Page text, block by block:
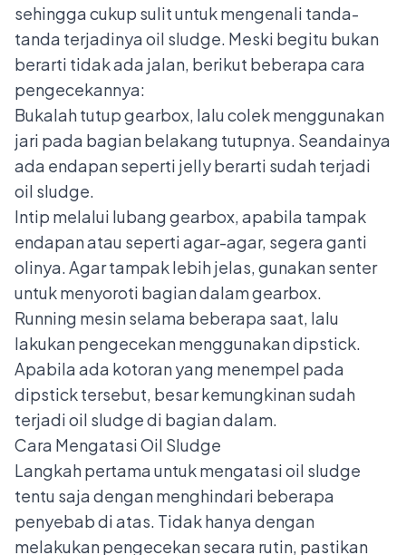
sehingga cukup sulit untuk mengenali tanda-
tanda terjadinya oil sludge. Meski begitu bukan
berarti tidak ada jalan, berikut beberapa cara
pengecekannya:
Bukalah tutup gearbox, lalu colek menggunakan
jari pada bagian belakang tutupnya. Seandainya
ada endapan seperti jelly berarti sudah terjadi
oil sludge.
Intip melalui lubang gearbox, apabila tampak
endapan atau seperti agar-agar, segera ganti
olinya. Agar tampak lebih jelas, gunakan senter
untuk menyoroti bagian dalam gearbox.
Running mesin selama beberapa saat, lalu
lakukan pengecekan menggunakan dipstick.
Apabila ada kotoran yang menempel pada
dipstick tersebut, besar kemungkinan sudah
terjadi oil sludge di bagian dalam.
Cara Mengatasi Oil Sludge
Langkah pertama untuk mengatasi oil sludge
tentu saja dengan menghindari beberapa
penyebab di atas. Tidak hanya dengan
melakukan pengecekan secara rutin, pastikan